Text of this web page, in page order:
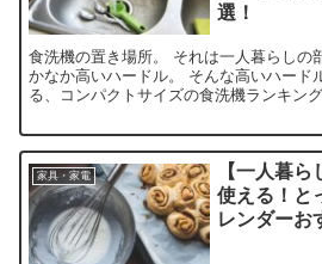
選！
食洗機の置き場所。 それは一人暮らしの
かなか高いハードル。 そんな高いハード
る、コンパクトサイズの食洗機ランキン
家具・家電
【一人暮
使える！と
レンダーお